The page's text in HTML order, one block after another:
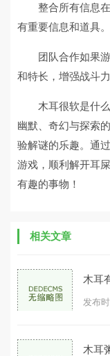
整合所有信息
有重要信息和道具。
团队合作如果
和特长，增强战斗力
木耳很软是什
幽默、奇幻与探索
验解谜的乐趣。通
游戏，顺利解开耳
有趣的事物！
相关文章
木耳
发布
木耳